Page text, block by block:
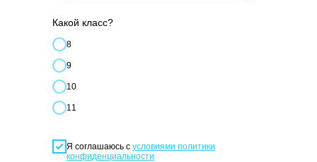
Какой класс?
8
9
10
11
Я соглашаюсь с условиями политики
конфиденциальности